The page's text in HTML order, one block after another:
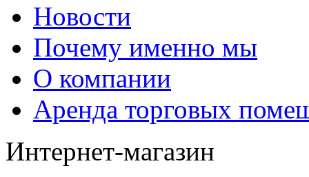
Новости
Почему именно мы
О компании
Аренда торговых
Интернет-магазин